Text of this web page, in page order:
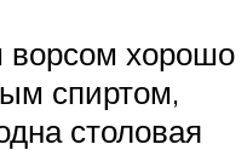
хорошо
спиртом,
столовая